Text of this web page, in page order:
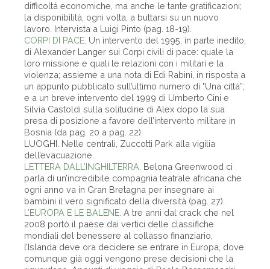
difficoltà economiche, ma anche le tante gratificazioni;
la disponibilità, ogni volta, a buttarsi su un nuovo
lavoro. Intervista a Luigi Pinto (pag. 18-19).
CORPI DI PACE . Un intervento del 1995, in parte inedito,
di Alexander Langer sui Corpi civili di pace: quale la
loro missione e quali le relazioni con i militari e la
violenza; assieme a una nota di Edi Rabini, in risposta a
un appunto pubblicato sull’ultimo numero di "Una città”;
e a un breve intervento del 1999 di Umberto Cini e
Silvia Castoldi sulla solitudine di Alex dopo la sua
presa di posizione a favore dell’intervento militare in
Bosnia (da pag. 20 a pag. 22).
LUOGHI. Nelle centrali, Zuccotti Park alla vigilia
dell’evacuazione.
LETTERA DALL’INGHILTERRA . Belona Greenwood ci
parla di un’incredibile compagnia teatrale africana che
ogni anno va in Gran Bretagna per insegnare ai
bambini il vero significato della diversità (pag. 27).
L’EUROPA E LE BALENE. A tre anni dal crack che nel
2008 portò il paese dai vertici delle classifiche
mondiali del benessere al collasso finanziario,
l’Islanda deve ora decidere se entrare in Europa, dove
comunque già oggi vengono prese decisioni che la